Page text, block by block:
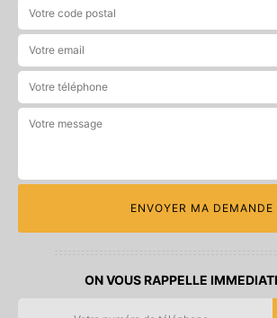
ON VOUS RAPPELLE